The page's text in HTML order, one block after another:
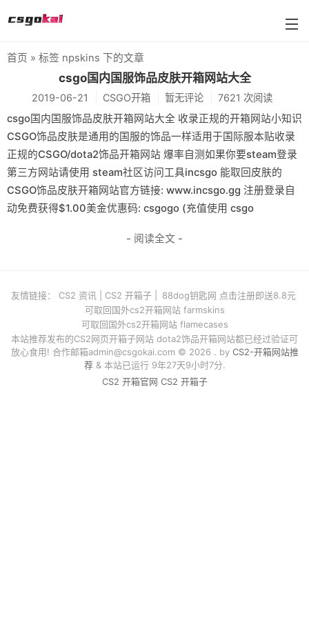
BUFF武器箱大全
farmskins
88dog
flamecases
88hash-jp
首页 » 标签 npskins 下的文章
csgo国内国服饰品皮肤开箱网站大全
2019-06-21 CSGO开箱 暂无评论 7621 次阅读
csgo国内国服饰品皮肤开箱网站大全 收录正规的开箱网站小知识
CSGO饰品皮肤是通用的国服的饰品一样适用于国际服本贴收录
正规的CSGO/dota2饰品开箱网站 爆率自测如果你要steam登录
第三方网站请使用 steam社区访问工具incsgo 能取回皮肤的
CSGO饰品皮肤开箱网站官方链接: www.incsgo.gg 注册登录自
动免费获得$1.00美金优惠码: csgogo (充值使用 csgo
- 阅读全文 -
友情链接： CS2 资讯 CS2 开箱子
88dog钥匙网 点击注册即送8.8元
可取回国外cs2开箱网站 farmskins
可取回国外cs2开箱网站 flamecases
本站推荐发布的CS2网页开箱子网站 dota2饰品开箱网站都已经过验证可
放心食用! 合作邮箱admin@csgokai.com© 2026 . by CS2-开箱网站推
荐& 本站已运行 9年27天9小时7分.
CS2 开箱官网 CS2 开箱子